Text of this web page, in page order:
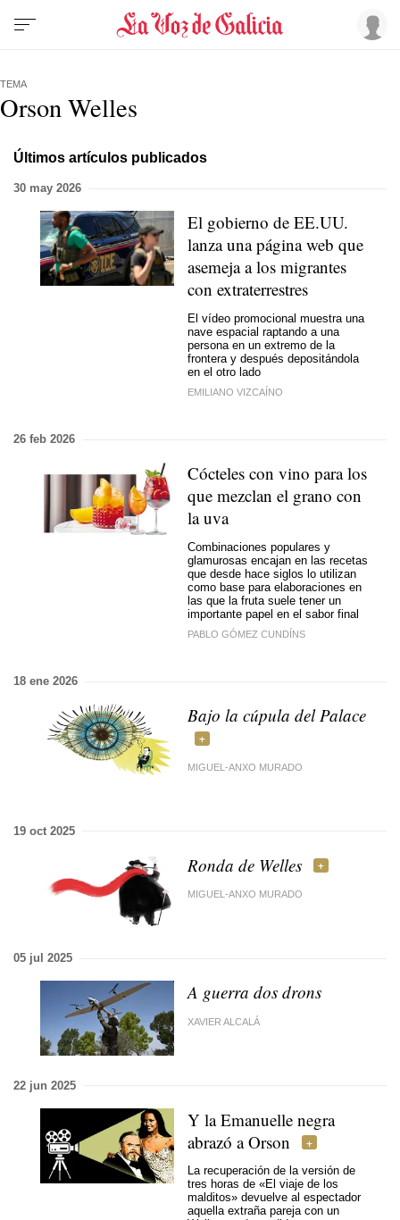
TEMA
Orson Welles
Últimos artículos publicados
30 may 2026
El gobierno de EE.UU.
lanza una página web que
asemeja a los migrantes
con extraterrestres
El vídeo promocional muestra una
nave espacial raptando a una
persona en un extremo de la
frontera y después depositándola
en el otro lado
EMILIANO VIZCAÍNO
26 feb 2026
Cócteles con vino para los
que mezclan el grano con
la uva
Combinaciones populares y
glamurosas encajan en las recetas
que desde hace siglos lo utilizan
como base para elaboraciones en
las que la fruta suele tener un
importante papel en el sabor final
PABLO GÓMEZ CUNDÍNS
18 ene 2026
Bajo la cúpula del Palace
MIGUEL-ANXO MURADO
19 oct 2025
Ronda de Welles
MIGUEL-ANXO MURADO
05 jul 2025
A guerra dos drons
XAVIER ALCALÁ
22 jun 2025
Y la Emanuelle negra
abrazó a Orson
La recuperación de la versión de
tres horas de «El viaje de los
malditos» devuelve al espectador
aquella extraña pareja con un